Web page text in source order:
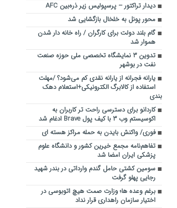
دیدار تراکتور – پرسپولیس زیر ذره‌بین AFC
محور پونل به خلخال بازگشایی شد
گام بلند دولت برای کارگران / راه خانه دار شدن
هموار شد
تدوین ۳ نمایشگاه تخصصی ملی حوزه صنعت
نفت در بوشهر
یارانه فجرانه از یارانه نقدی کم می‌شود؟ /مهلت
استفاده از کالابرگ الکترونیکی+استعلام دهک
بندی
کاردانو برای دسترسی راحت تر کاربران به
اکوسیستم وب ۳ با کیف پول Brave ادغام شد
فوری/ واکنش بایدن به حمله مراکز هسته ای
تفاهم‌نامه مجمع خیرین کشور و دانشگاه علوم‌
پزشکی ایران امضا شد
سومین کشتی حامل گندم وارداتی در بندر شهید
رجایی پهلو گرفت
برغم وعده ها؛ وزارت صمت هیچ اتوبوسی در
اختیار سازمان راهداری قرار نداد